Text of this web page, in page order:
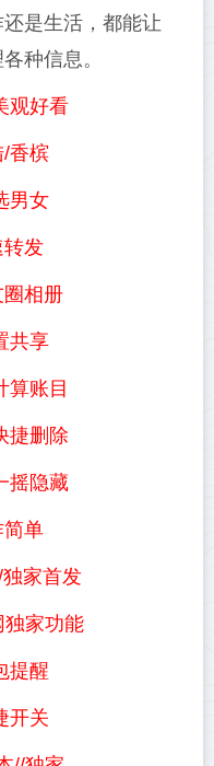
是生活，都能让
种信息。
好看
香槟
男女
发
相册
共享
账目
删除
隐藏
单
家首发
家功能
醒
关